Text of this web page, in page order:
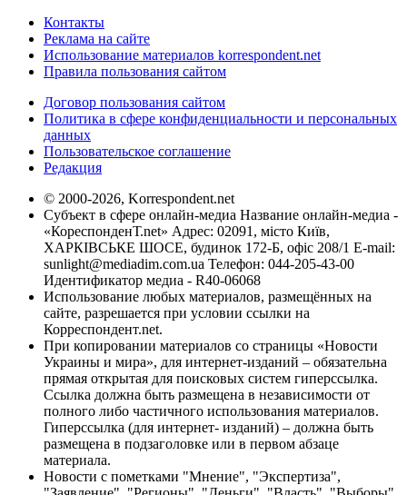
Контакты
Реклама на сайте
Использование материалов korrespondent.net
Правила пользования сайтом
Договор пользования сайтом
Политика в сфере конфиденциальности и персональных
данных
Пользовательское соглашение
Редакция
© 2000-2026, Korrespondent.net
Субъект в сфере онлайн-медиа Название онлайн-медиа -
«КореспонденТ.net» Адрес: 02091, місто Київ,
ХАРКІВСЬКЕ ШОСЕ, будинок 172-Б, офіс 208/1 E-mail:
sunlight@mediadim.com.ua Телефон: 044-205-43-00
Идентификатор медиа - R40-06068
Использование любых материалов, размещённых на
сайте, разрешается при условии ссылки на
Корреспондент.net.
При копировании материалов со страницы «Новости
Украины и мира», для интернет-изданий – обязательна
прямая открытая для поисковых систем гиперссылка.
Ссылка должна быть размещена в независимости от
полного либо частичного использования материалов.
Гиперссылка (для интернет- изданий) – должна быть
размещена в подзаголовке или в первом абзаце
материала.
Новости с пометками "Мнение", "Экспертиза",